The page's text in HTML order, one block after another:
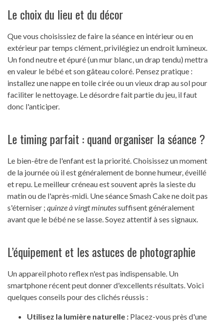
Le choix du lieu et du décor
Que vous choisissiez de faire la séance en intérieur ou en
extérieur par temps clément, privilégiez un endroit lumineux.
Un fond neutre et épuré (un mur blanc, un drap tendu) mettra
en valeur le bébé et son gâteau coloré. Pensez pratique :
installez une nappe en toile cirée ou un vieux drap au sol pour
faciliter le nettoyage. Le désordre fait partie du jeu, il faut
donc l'anticiper.
Le timing parfait : quand organiser la séance ?
Le bien-être de l'enfant est la priorité. Choisissez un moment
de la journée où il est généralement de bonne humeur, éveillé
et repu. Le meilleur créneau est souvent après la sieste du
matin ou de l'après-midi. Une séance Smash Cake ne doit pas
s'éterniser ; quinze à vingt minutessuffisent généralement
avant que le bébé ne se lasse. Soyez attentif à ses signaux.
L’équipement et les astuces de photographie
Un appareil photo reflex n'est pas indispensable. Un
smartphone récent peut donner d'excellents résultats. Voici
quelques conseils pour des clichés réussis :
Utilisez la lumière naturelle : Placez-vous près d'une